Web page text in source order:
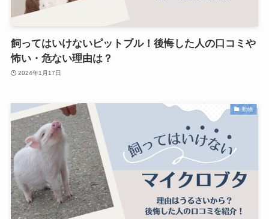
飼ってはいけないピットブル！後悔した人の口コミや
怖い・危ない理由は？
2024年1月17日
動物